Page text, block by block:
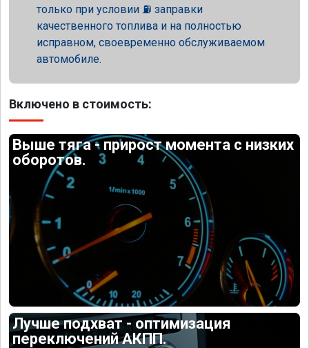
только при условии ⛽ заправки
качественного топлива и на полностью
исправном, своевременно обслуживаемом
автомобиле.
Включено в стоимость:
Выше тяга - прирост момента с низких
оборотов.
Лучше подхват - оптимизация
переключений АКПП.